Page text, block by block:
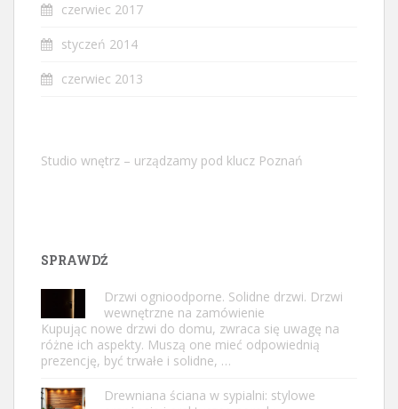
czerwiec 2017
styczeń 2014
czerwiec 2013
Studio wnętrz – urządzamy pod klucz Poznań
SPRAWDŹ
Drzwi ognioodporne. Solidne drzwi. Drzwi
wewnętrzne na zamówienie
Kupując nowe drzwi do domu, zwraca się uwagę na
różne ich aspekty. Muszą one mieć odpowiednią
prezencję, być trwałe i solidne, …
Drewniana ściana w sypialni: stylowe